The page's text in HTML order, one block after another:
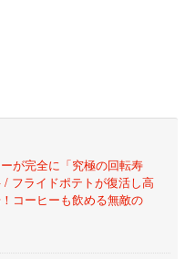
ーが完全に「究極の回転寿
フライドポテトが復活し高
コーヒーも飲める無敵の